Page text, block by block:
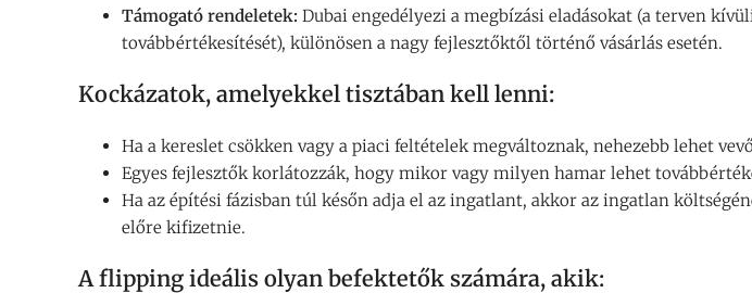
Támogató rendeletek: Dubai engedélyezi a megbízási eladásokat (a terven
továbbértékesítését), különösen a nagy fejlesztőktől történő vásárlás esetén.
Kockázatok, amelyekkel tisztában kell lenni:
Ha a kereslet csökken vagy a piaci feltételek megváltoznak, nehezebb lehet
Egyes fejlesztők korlátozzák, hogy mikor vagy milyen hamar lehet
Ha az építési fázisban túl későn adja el az ingatlant, akkor az ingatlan
előre kifizetnie.
A flipping ideális olyan befektetők számára, akik: